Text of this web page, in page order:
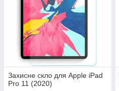
Захисне скло для Apple iPad
Pro 11 (2020)